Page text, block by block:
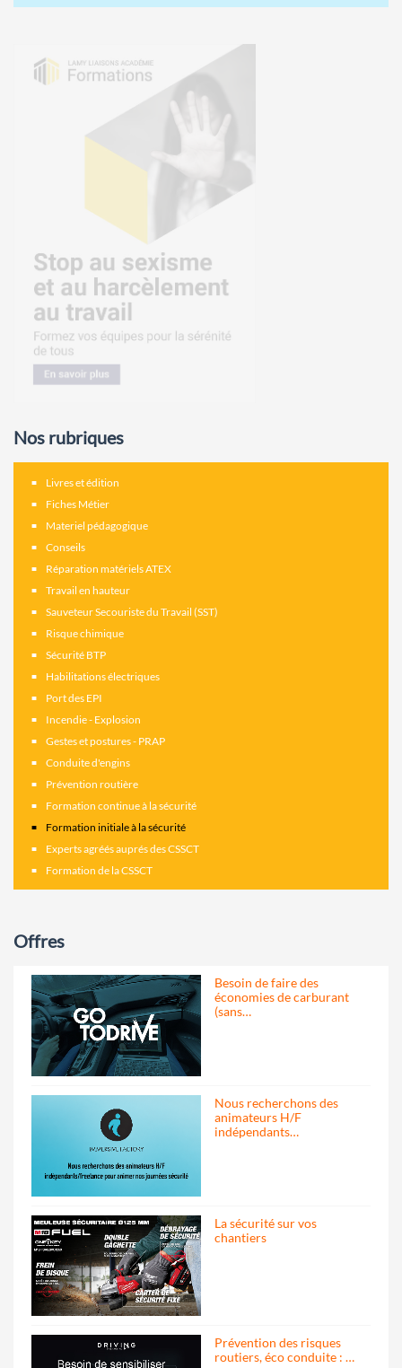
Nos rubriques
Livres et édition
Fiches Métier
Materiel pédagogique
Conseils
Réparation matériels ATEX
Travail en hauteur
Sauveteur Secouriste du Travail (SST)
Risque chimique
Sécurité BTP
Habilitations électriques
Port des EPI
Incendie - Explosion
Gestes et postures - PRAP
Conduite d'engins
Prévention routière
Formation continue à la sécurité
Formation initiale à la sécurité
Experts agréés auprés des CSSCT
Formation de la CSSCT
Offres
Besoin de faire des
économies de carburant
(sans…
Nous recherchons des
animateurs H/F
indépendants…
La sécurité sur vos
chantiers
Prévention des risques
routiers, éco conduite : …